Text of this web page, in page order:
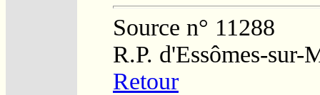
Source n° 11288
R.P. d'Essômes-sur-
Retour